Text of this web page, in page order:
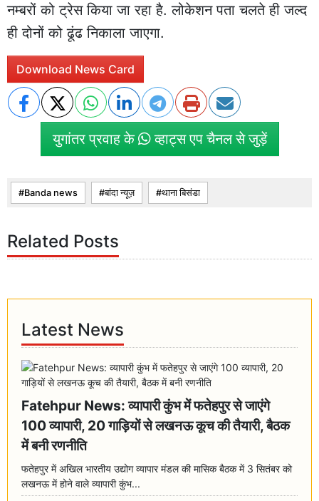
नम्बरों को ट्रेस किया जा रहा है. लोकेशन पता चलते ही जल्द
ही दोनों को ढूंढ निकाला जाएगा.
Download News Card
युगांतर प्रवाह के व्हाट्स एप चैनल से जुड़ें
Banda news बांदा न्यूज़ थाना बिसंडा
Related Posts
Latest News
Fatehpur News: व्यापारी कुंभ में फतेहपुर से जाएंगे
100 व्यापारी, 20 गाड़ियों से लखनऊ कूच की तैयारी, बैठक
में बनी रणनीति
फतेहपुर में अखिल भारतीय उद्योग व्यापार मंडल की मासिक बैठक में 3 सितंबर को
लखनऊ में होने वाले व्यापारी कुंभ...